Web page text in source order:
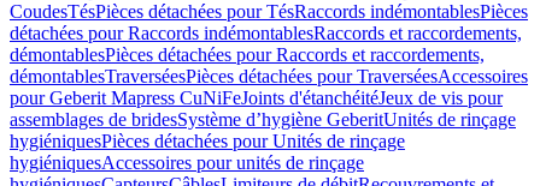
CoudesTésPièces détachées pour TésRaccords indémontablesPièces
détachées pour Raccords indémontablesRaccords et raccordements,
démontablesPièces détachées pour Raccords et raccordements,
démontablesTraverséesPièces détachées pour TraverséesAccessoires
pour Geberit Mapress CuNiFeJoints d'étanchéitéJeux de vis pour
assemblages de bridesSystème d’hygiène GeberitUnités de rinçage
hygiéniquesPièces détachées pour Unités de rinçage
hygiéniquesAccessoires pour unités de rinçage